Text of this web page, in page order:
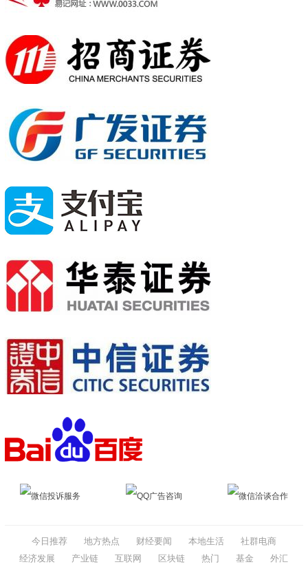
微信投诉服务 QQ广告咨询 微信洽谈合作
今日推荐 地方热点 财经要闻 本地生活
社群电商
经济发展
产业链 互联网 区块链 热门 基金 外汇